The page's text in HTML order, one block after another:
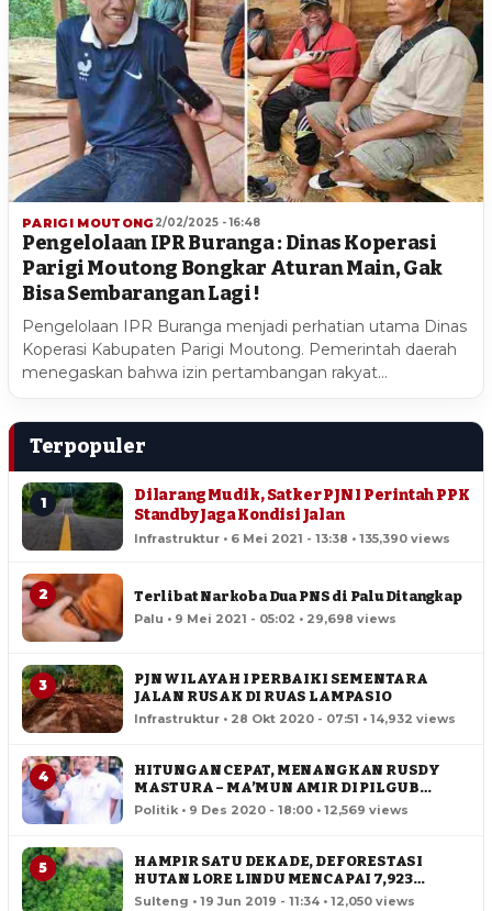
PARIGI MOUTONG 2/02/2025 - 16:48
Pengelolaan IPR Buranga : Dinas Koperasi
Parigi Moutong Bongkar Aturan Main, Gak
Bisa Sembarangan Lagi !
Pengelolaan IPR Buranga menjadi perhatian utama Dinas
Koperasi Kabupaten Parigi Moutong. Pemerintah daerah
menegaskan bahwa izin pertambangan rakyat…
Terpopuler
1
Dilarang Mudik, Satker PJN I Perintah PPK
Standby Jaga Kondisi Jalan
Infrastruktur • 6 Mei 2021 - 13:38 • 135,390 views
2 Terlibat Narkoba Dua PNS di Palu Ditangkap
Palu • 9 Mei 2021 - 05:02 • 29,698 views
3
PJN WILAYAH I PERBAIKI SEMENTARA
JALAN RUSAK DI RUAS LAMPASIO
Infrastruktur • 28 Okt 2020 - 07:51 • 14,932 views
4
HITUNGAN CEPAT, MENANGKAN RUSDY
MASTURA – MA’MUN AMIR DI PILGUB
SULTENG
Politik • 9 Des 2020 - 18:00 • 12,569 views
5
HAMPIR SATU DEKADE, DEFORESTASI
HUTAN LORE LINDU MENCAPAI 7,923
HEKTAR
Sulteng • 19 Jun 2019 - 11:34 • 12,050 views